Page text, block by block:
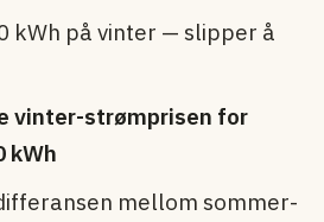
kWh på vinter — slipper å
vinter-strømprisen for
kWh
mellom sommer-